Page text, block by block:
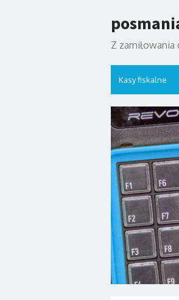
to
content
Z zamiłowania
Kasy fiskalne